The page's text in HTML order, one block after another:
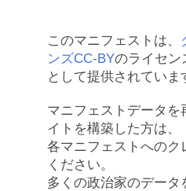
このマニフェストは、
ンズCC-BYのライセン
として提供されていま
マニフェストデータを
イトを構築した方は、
各マニフェストへのク
ください。
多くの政治家のデータ